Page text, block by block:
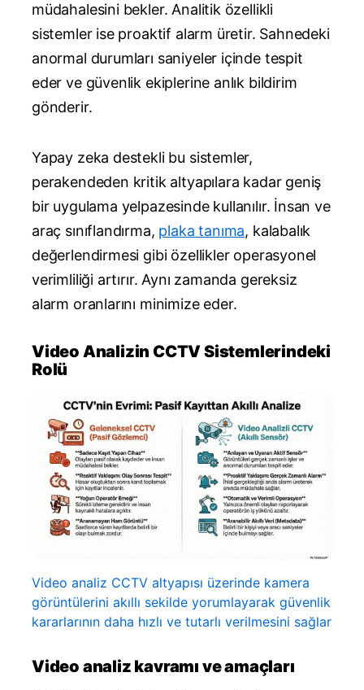
müdahalesini bekler. Analitik özellikli
sistemler ise proaktif alarm üretir. Sahnedeki
anormal durumları saniyeler içinde tespit
eder ve güvenlik ekiplerine anlık bildirim
gönderir.
Yapay zeka destekli bu sistemler,
perakendeden kritik altyapılara kadar geniş
bir uygulama yelpazesinde kullanılır. İnsan ve
araç sınıflandırma, plaka tanıma, kalabalık
değerlendirmesi gibi özellikler operasyonel
verimliliği artırır. Aynı zamanda gereksiz
alarm oranlarını minimize eder.
Video Analizin CCTV Sistemlerindeki
Rolü
Video analiz CCTV altyapısı üzerinde kamera
görüntülerini akıllı sekilde yorumlayarak güvenlik
kararlarının daha hızlı ve tutarlı verilmesini sağlar
Video analiz kavramı ve amaçları